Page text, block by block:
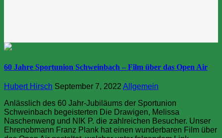
60 Jahre Sportunion Schweinbach – Film über das Open Air
Hubert Hirsch September 7, 2022 Allgemein
Anlässlich des 60 Jahr-Jubiläums der Sportunion
Schweinbach begeisterten Die Drawigen, Melissa
Naschenweng und NIK P. die zahlreichen Besucher. Unser
Ehrenobmann Franz Plank hat einen wunderbaren Film über